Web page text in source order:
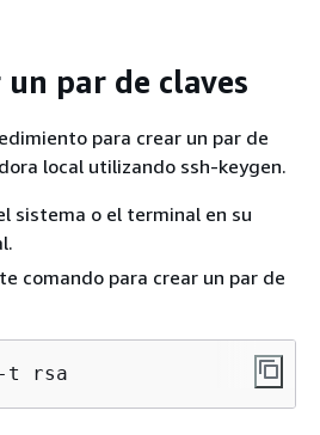
un par de claves
para crear un par de
local utilizando ssh-keygen.
sistema o el terminal en su
comando para crear un par de
-t rsa